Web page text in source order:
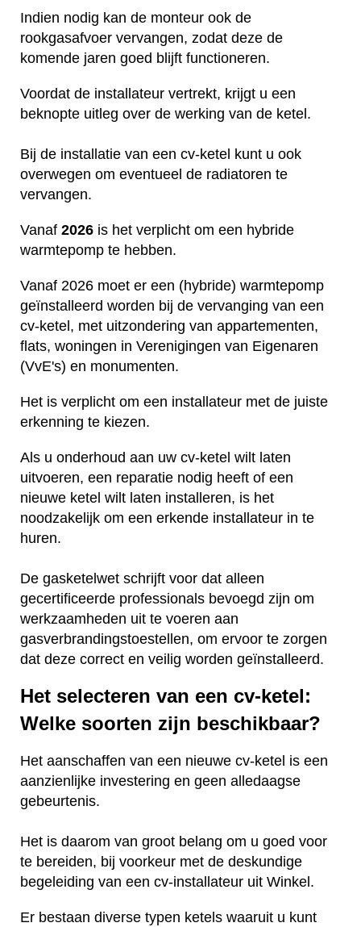
Indien nodig kan de monteur ook de
rookgasafvoer vervangen, zodat deze de
komende jaren goed blijft functioneren.
Voordat de installateur vertrekt, krijgt u een
beknopte uitleg over de werking van de ketel.
Bij de installatie van een cv-ketel kunt u ook
overwegen om eventueel de radiatoren te
vervangen.
Vanaf 2026 is het verplicht om een hybride
warmtepomp te hebben.
Vanaf 2026 moet er een (hybride) warmtepomp
geïnstalleerd worden bij de vervanging van een
cv-ketel, met uitzondering van appartementen,
flats, woningen in Verenigingen van Eigenaren
(VvE's) en monumenten.
Het is verplicht om een installateur met de juiste
erkenning te kiezen.
Als u onderhoud aan uw cv-ketel wilt laten
uitvoeren, een reparatie nodig heeft of een
nieuwe ketel wilt laten installeren, is het
noodzakelijk om een erkende installateur in te
huren.
De gasketelwet schrijft voor dat alleen
gecertificeerde professionals bevoegd zijn om
werkzaamheden uit te voeren aan
gasverbrandingstoestellen, om ervoor te zorgen
dat deze correct en veilig worden geïnstalleerd.
Het selecteren van een cv-ketel:
Welke soorten zijn beschikbaar?
Het aanschaffen van een nieuwe cv-ketel is een
aanzienlijke investering en geen alledaagse
gebeurtenis.
Het is daarom van groot belang om u goed voor
te bereiden, bij voorkeur met de deskundige
begeleiding van een cv-installateur uit Winkel.
Er bestaan diverse typen ketels waaruit u kunt